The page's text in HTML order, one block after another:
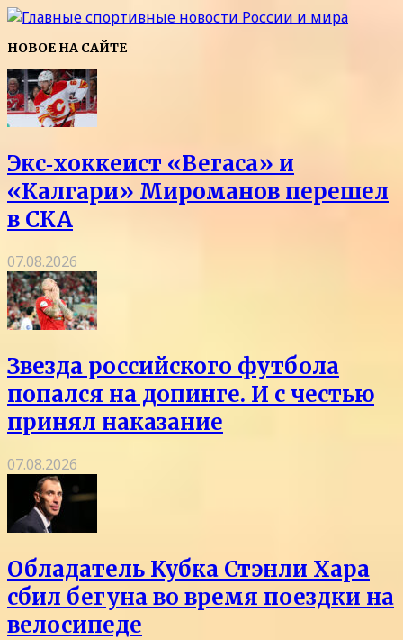
НОВОЕ НА САЙТЕ
Экс‑хоккеист «Вегаса» и
«Калгари» Мироманов перешел
в СКА
07.08.2026
Звезда российского футбола
попался на допинге. И с честью
принял наказание
07.08.2026
Обладатель Кубка Стэнли Хара
сбил бегуна во время поездки на
велосипеде